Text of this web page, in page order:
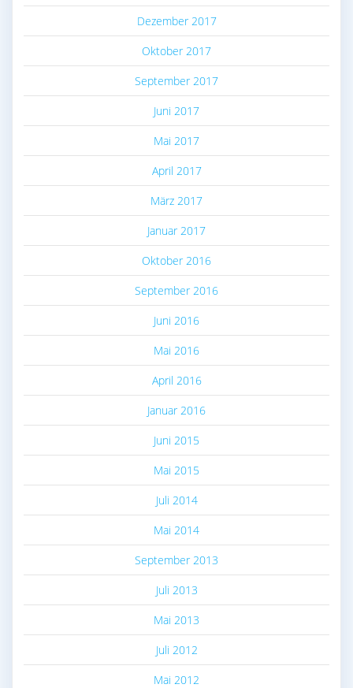
Dezember 2017
Oktober 2017
September 2017
Juni 2017
Mai 2017
April 2017
März 2017
Januar 2017
Oktober 2016
September 2016
Juni 2016
Mai 2016
April 2016
Januar 2016
Juni 2015
Mai 2015
Juli 2014
Mai 2014
September 2013
Juli 2013
Mai 2013
Juli 2012
Mai 2012